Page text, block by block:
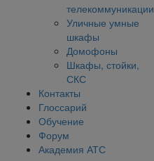
телекоммуникации
Уличные умные
шкафы
Домофоны
Шкафы, стойки,
СКС
Контакты
Глоссарий
Обучение
Форум
Академия АТС